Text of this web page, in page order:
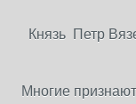
Князь Петр
Многие